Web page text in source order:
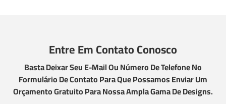
Entre Em Contato Conosco
Basta Deixar Seu E-Mail Ou Número De Telefone No
Formulário De Contato Para Que Possamos Enviar Um
Orçamento Gratuito Para Nossa Ampla Gama De Designs.